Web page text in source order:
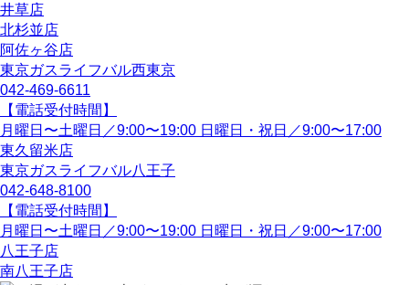
井草店
北杉並店
阿佐ヶ谷店
東京ガスライフバル西東京
042-469-6611
【電話受付時間】
月曜日〜土曜日／9:00〜19:00 日曜日・祝日／9:00〜17:00
東久留米店
東京ガスライフバル八王子
042-648-8100
【電話受付時間】
月曜日〜土曜日／9:00〜19:00 日曜日・祝日／9:00〜17:00
八王子店
南八王子店